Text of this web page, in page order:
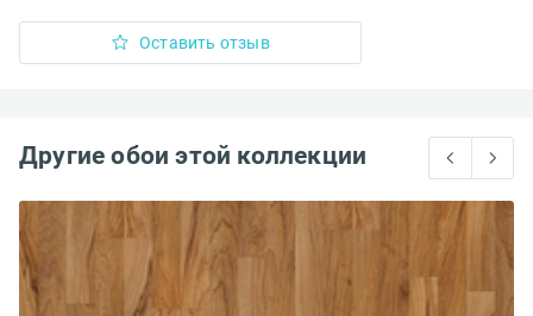
Оставить отзыв
Другие обои этой коллекции